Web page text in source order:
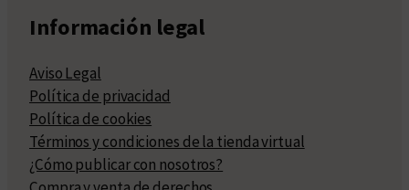
Información legal
Aviso Legal
Política de privacidad
Política de cookies
Términos y condiciones de la tienda virtual
¿Cómo publicar con nosotros?